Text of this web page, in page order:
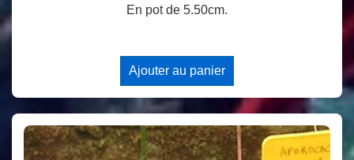
En pot de 5.50cm.
Ajouter au panier